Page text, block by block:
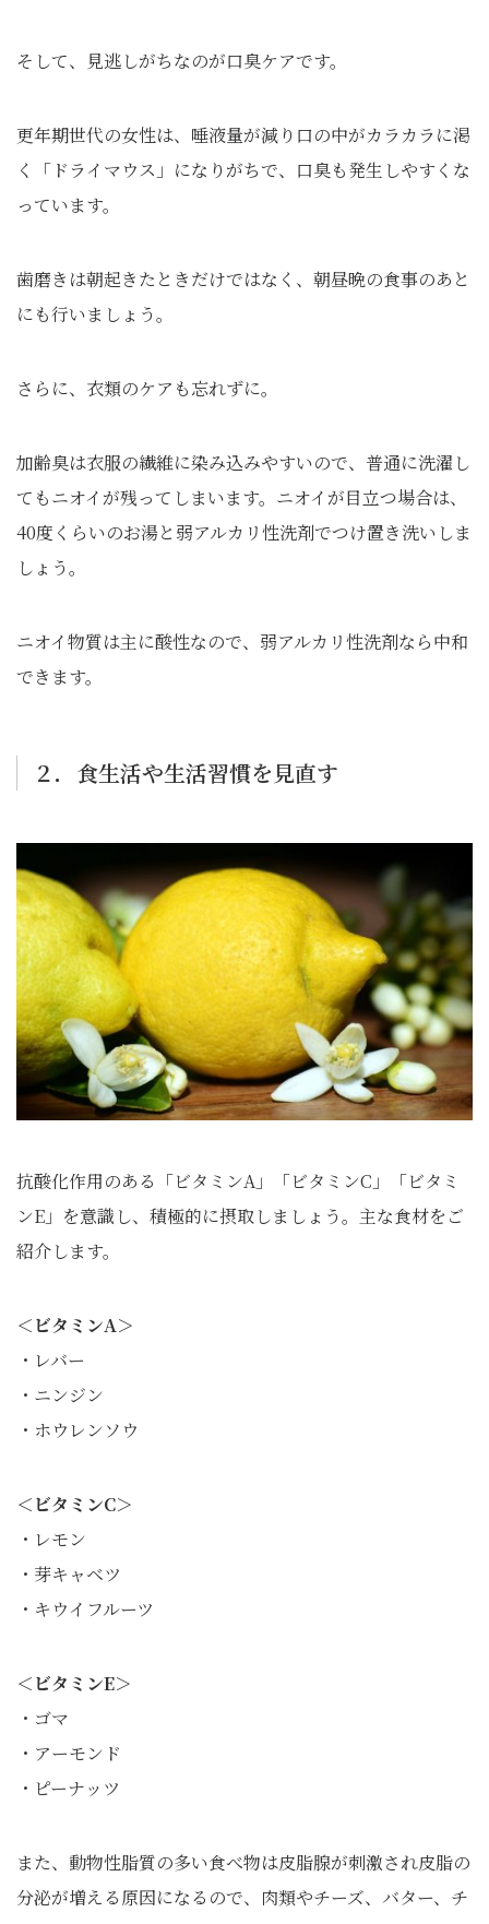
そして、見逃しがちなのが口臭ケアです。
更年期世代の女性は、唾液量が減り口の中がカラカラに渇
く「ドライマウス」になりがちで、口臭も発生しやすくな
っています。
歯磨きは朝起きたときだけではなく、朝昼晩の食事のあと
にも行いましょう。
さらに、衣類のケアも忘れずに。
加齢臭は衣服の繊維に染み込みやすいので、普通に洗濯し
てもニオイが残ってしまいます。ニオイが目立つ場合は、
40度くらいのお湯と弱アルカリ性洗剤でつけ置き洗いしま
しょう。
ニオイ物質は主に酸性なので、弱アルカリ性洗剤なら中和
できます。
２．食生活や生活習慣を見直す
抗酸化作用のある「ビタミンA」「ビタミンC」「ビタミ
ンE」を意識し、積極的に摂取しましょう。主な食材をご
紹介します。
＜ビタミンA＞
・レバー
・ニンジン
・ホウレンソウ
＜ビタミンC＞
・レモン
・芽キャベツ
・キウイフルーツ
＜ビタミンE＞
・ゴマ
・アーモンド
・ピーナッツ
また、動物性脂質の多い食べ物は皮脂腺が刺激され皮脂の
分泌が増える原因になるので、肉類やチーズ、バター、チ